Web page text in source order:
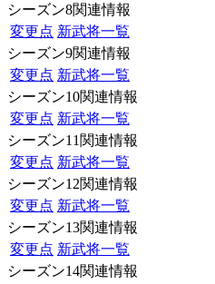
シーズン8関連情報
変更点 新武将一覧
シーズン9関連情報
変更点 新武将一覧
シーズン10関連情報
変更点 新武将一覧
シーズン11関連情報
変更点 新武将一覧
シーズン12関連情報
変更点 新武将一覧
シーズン13関連情報
変更点 新武将一覧
シーズン14関連情報